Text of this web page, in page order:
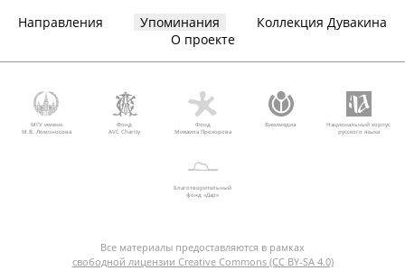
Направления Упоминания
Коллекция Дувакина
О проекте
МГУ имени
М.В. Ломоносова
Фонд
AVC Charity
Фонд
Михаила Прохорова
Викимедиа
Национальный корпус
русского языка
Благотворительный
фонд «Дар»
Все материалы предоставляются в рамках
свободной лицензии Creative Commons (CC BY-SA 4.0)